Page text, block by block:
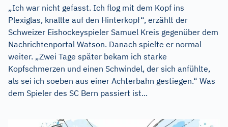
„Ich war nicht gefasst. Ich flog mit dem Kopf ins
Plexiglas, knallte auf den Hinterkopf“, erzählt der
Schweizer Eishockeyspieler Samuel Kreis gegenüber dem
Nachrichtenportal Watson. Danach spielte er normal
weiter. „Zwei Tage später bekam ich starke
Kopfschmerzen und einen Schwindel, der sich anfühlte,
als sei ich soeben aus einer Achterbahn gestiegen.“ Was
dem Spieler des SC Bern passiert ist...